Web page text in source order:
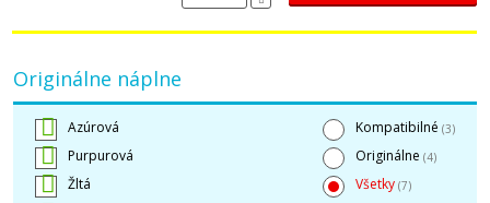
Originálne náplne
Azúrová
Purpurová
Žltá
Kompatibilné (3)
Originálne (4)
Všetky (7)